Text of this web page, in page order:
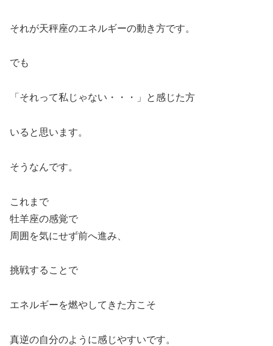
それが天秤座のエネルギーの動き方です。
でも
「それって私じゃない・・・」と感じた方
いると思います。
そうなんです。
これまで
牡羊座の感覚で
周囲を気にせず前へ進み、
挑戦することで
エネルギーを燃やしてきた方こそ
真逆の自分のように感じやすいです。